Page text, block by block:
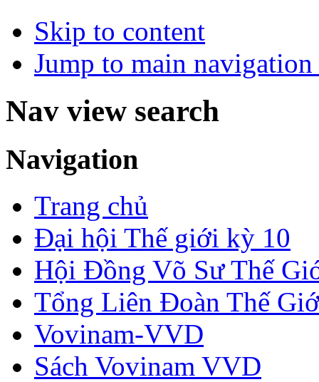
Skip to content
Jump to main
Nav view search
Navigation
Trang chủ
Đại hội Thế giới kỳ 10
Hội Đồng Võ Sư Thế
Tổng Liên Đoàn Thế
Vovinam-VVD
Sách Vovinam VVD